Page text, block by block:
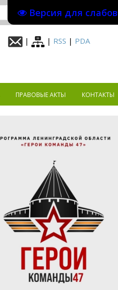
Версия для
| | RSS | PDA
ПРАВОВЫЕ АКТЫ КОНТАКТЫ